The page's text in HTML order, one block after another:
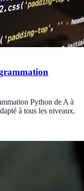
Python de A à
à tous les niveaux.